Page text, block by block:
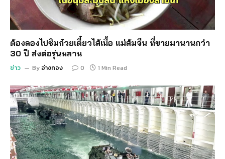
ต้องลองไปชิมก๋วยเตี๋ยวไส้เนื้อ แม่ส้มจีน ที่ขายมานานกว่า
30 ปี ส่งต่อรุ่นหลาน
ข่าว By อ่างทอง 0 1 Min Read